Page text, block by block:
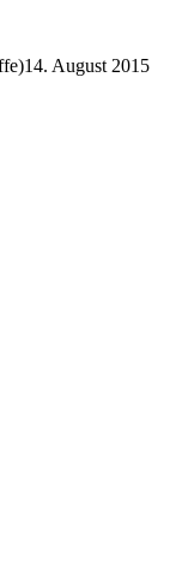
14. August 2015